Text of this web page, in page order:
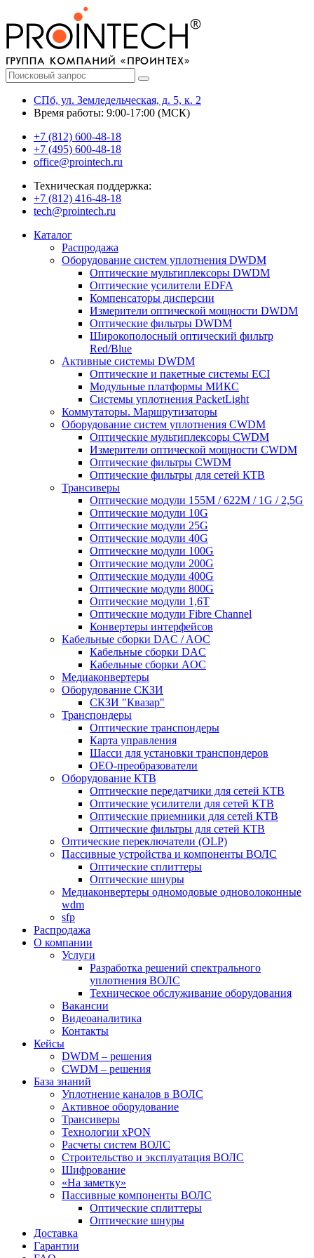
СПб, ул. Земледельческая, д. 5, к. 2
Время работы: 9:00-17:00 (МСК)
+7 (812) 600-48-18
+7 (495) 600-48-18
office@prointech.ru
Техническая поддержка:
+7 (812) 416-48-18
tech@prointech.ru
Каталог
Распродажа
Оборудование систем уплотнения DWDM
Оптические мультиплексоры DWDM
Оптические усилители EDFA
Компенсаторы дисперсии
Измерители оптической мощности DWDM
Оптические фильтры DWDM
Широкополосный оптический фильтр
Red/Blue
Активные системы DWDM
Оптические и пакетные системы ECI
Модульные платформы МИКС
Системы уплотнения PacketLight
Коммутаторы. Маршрутизаторы
Оборудование систем уплотнения CWDM
Оптические мультиплексоры CWDM
Измерители оптической мощности CWDM
Оптические фильтры CWDM
Оптические фильтры для сетей КТВ
Трансиверы
Оптические модули 155M / 622M / 1G / 2,5G
Оптические модули 10G
Оптические модули 25G
Оптические модули 40G
Оптические модули 100G
Оптические модули 200G
Оптические модули 400G
Оптические модули 800G
Оптические модули 1,6T
Оптические модули Fibre Channel
Конвертеры интерфейсов
Кабельные сборки DAC / AOC
Кабельные сборки DAC
Кабельные сборки AOC
Медиаконвертеры
Оборудование СКЗИ
СКЗИ "Квазар"
Транспондеры
Оптические транспондеры
Карта управления
Шасси для установки транспондеров
OEO-преобразователи
Оборудование КТВ
Оптические передатчики для сетей КТВ
Оптические усилители для сетей КТВ
Оптические приемники для сетей КТВ
Оптические фильтры для сетей КТВ
Оптические переключатели (OLP)
Пассивные устройства и компоненты ВОЛС
Оптические сплиттеры
Оптические шнуры
Медиаконвертеры одномодовые одноволоконные
wdm
sfp
Распродажа
О компании
Услуги
Разработка решений спектрального
уплотнения ВОЛС
Техническое обслуживание оборудования
Вакансии
Видеоаналитика
Контакты
Кейсы
DWDM – решения
CWDM – решения
База знаний
Уплотнение каналов в ВОЛС
Активное оборудование
Трансиверы
Технологии xPON
Расчеты систем ВОЛС
Строительство и эксплуатация ВОЛС
Шифрование
«На заметку»
Пассивные компоненты ВОЛС
Оптические сплиттеры
Оптические шнуры
Доставка
Гарантии